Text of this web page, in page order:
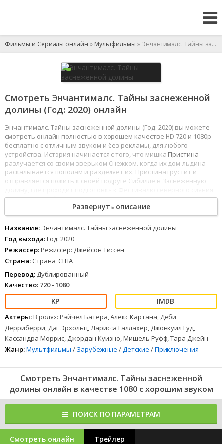
Фильмы и Сериалы онлайн » Мультфильмы » Энчантималс. Тайны заснеженной долины
Смотреть Энчантималс. Тайны заснеженной
долины (Год: 2020) онлайн
Энчантималс. Тайны заснеженной долины (Год: 2020) вы можете
смотреть онлайн полностью в хорошем качестве HD 720 и 1080p
бесплатно с отличным звуком и без рекламы, для любого
устройства. История начинается с того, что мишка Пристина
разлучается со своим зверьком Снежком, когда их дом-льдина
раскалывается пополам и разделяет их. Пристина грустит и
отправляется пожить к своей подруге Сибилле в Заснеженную
Подруги разрабатывают план поисков потерянного зверька.
Гости со всего Эвервайлда прибывают в Заснеженную долину,
чтобыпопробоватьзнаменитый горячий шоколад хаски Ханы,
покататься на лыжах и насладиться северным сиянием, которое
обещает стать самым зрелищным в истории. Но тут случается
кое-что неожиданное, что грозит сорвать весь праздник!
Волшебницам Энчантималс нужно срочно действовать, чтобы
отыскать зверька Пристины, решить новые возникшие
проблемы и не допустить срыва чудесного праздника в долине.
12 34 5 6 78
Развернуть описание
Название: Энчантималс. Тайны заснеженной долины
Год выхода:Год: 2020
Режиссер:Режиссер: Джейсон Тиссен
Страна: Страна: США
Перевод: Дублированный
Качество: 720 - 1080
Актеры:В ролях: Рэйчел Батера, Алекс Картана, Деби
Дерриберри, Даг Эрхольц, Ларисса Галлахер, Джонкуил Гуд,
Кассандра Моррис, Джордан Куизно, Мишель Руфф, Тара Джейн
Жанр:Мультфильмы / Зарубежные /Детские /Приключения
Смотреть Энчантималс. Тайны заснеженной
долины онлайн в качестве 1080 с хорошим звуком
ПОИСК ПО ПАРАМЕТРАМ
Смотреть онлайн Трейлер